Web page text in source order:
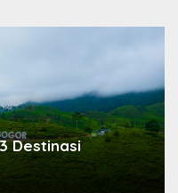
Film,Travel
6 Tempat
Away